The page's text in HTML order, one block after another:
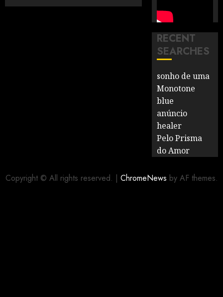
RECENT
SEARCHES
sonho de uma
Monotone
blue
anúncio
healer
Pelo Prisma
do Amor
Copyright © All rights reserved. | ChromeNews by AF themes.